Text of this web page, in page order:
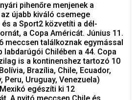
pihenőre menjenek a
újabb kiváló csemege
a Sport2 közvetíti a dél-
a Copa Américát. Június 11.
meccsen találkoznak egymással
labdarúgói Chilében a 44. Copa
is a kontinenshez tartozó 10
Brazília, Chile, Ecuador,
Peru, Uruguay, Venezuela)
egészíti ki 12